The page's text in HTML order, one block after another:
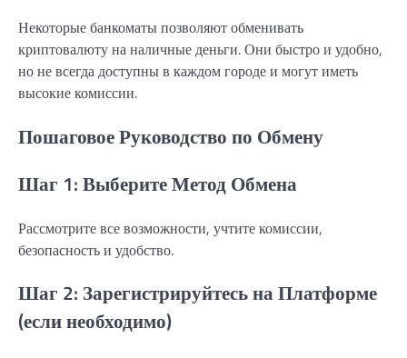
Некоторые банкоматы позволяют обменивать
криптовалюту на наличные деньги. Они быстро и удобно,
но не всегда доступны в каждом городе и могут иметь
высокие комиссии.
Пошаговое Руководство по Обмену
Шаг 1: Выберите Метод Обмена
Рассмотрите все возможности, учтите комиссии,
безопасность и удобство.
Шаг 2: Зарегистрируйтесь на Платформе
(если необходимо)